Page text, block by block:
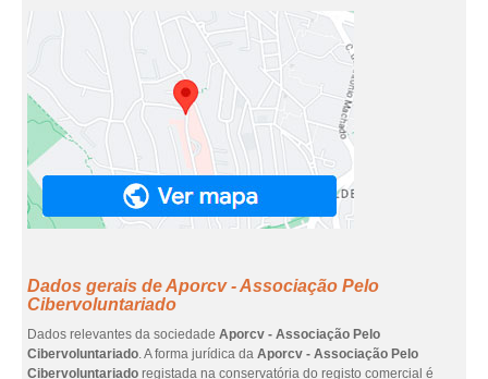
Dados gerais de Aporcv - Associação Pelo
Cibervoluntariado
Dados relevantes da sociedade Aporcv - Associação Pelo
Cibervoluntariado. A forma jurídica da Aporcv - Associação Pelo
Cibervoluntariado registada na conservatória do registo comercial é